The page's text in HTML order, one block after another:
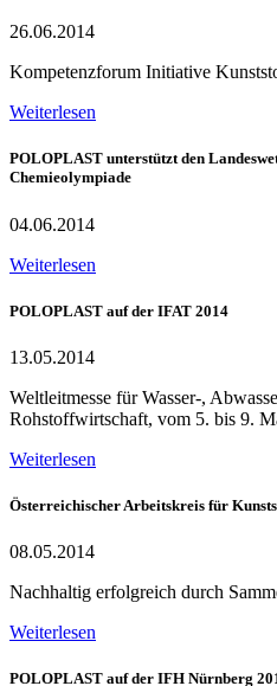
26.06.2014
Kompetenzforum Initiative
Weiterlesen
POLOPLAST unterstützt den
Chemieolympiade
04.06.2014
Weiterlesen
POLOPLAST auf der IFAT 2014
13.05.2014
Weltleitmesse für Wasser-,
Rohstoffwirtschaft, vom 5. bis 9.
Weiterlesen
Österreichischer Arbeitskreis für
08.05.2014
Nachhaltig erfolgreich durch
Weiterlesen
POLOPLAST auf der IFH Nürnberg